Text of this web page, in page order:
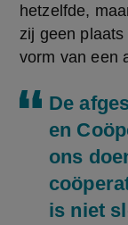
hetzelfde,
zij geen
vorm van een
De
en
ons
is niet